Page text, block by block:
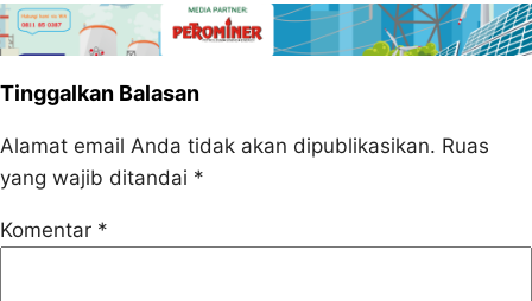
Tinggalkan Balasan
Alamat email Anda tidak akan dipublikasikan. Ruas
yang wajib ditandai *
Komentar *